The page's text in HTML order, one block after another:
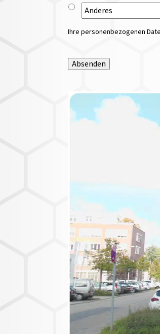
Ihre personenbezogenen
Absenden